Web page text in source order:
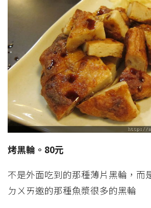
烤黑輪。80元
不是外面吃到的那種薄片黑輪，而
ㄉㄨㄞ邀的那種魚漿很多的黑輪